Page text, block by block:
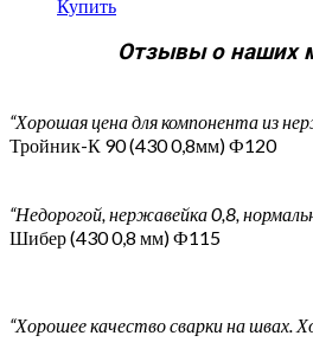
Купить
Отзывы о наших
“Хорошая цена для компонента из
Тройник-К 90 (430 0,8мм) Ф120
“Недорогой, нержавейка 0,8,
Шибер (430 0,8 мм) Ф115
“Хорошее качество сварки на швах.